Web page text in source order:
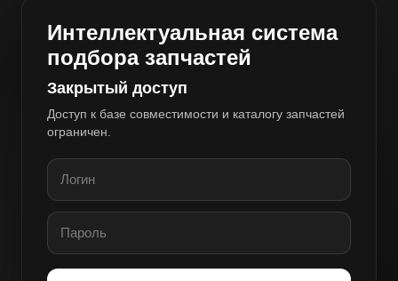
Интеллектуальная система
подбора запчастей
Закрытый доступ
Доступ к базе совместимости и каталогу запчастей
ограничен.